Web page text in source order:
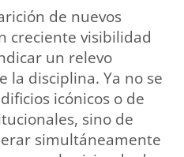
de nuevos
creciente visibilidad
un relevo
la disciplina. Ya no se
icónicos o de
sino de
simultáneamente